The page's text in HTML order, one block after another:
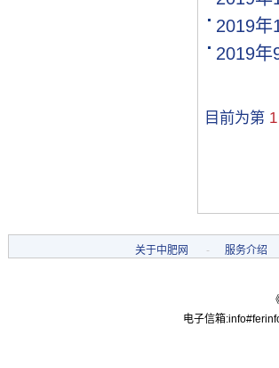
[购买]山西吕梁购买复合肥.
[购买]黑龙江双鸭山购买一.
2019年
2019年
目前为第 1
关于中肥网 - 服务介绍
电子信箱